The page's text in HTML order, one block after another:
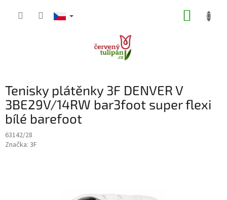
Tenisky plátěnky 3F DENVER V
3BE29V/14RW bar3foot super flexi
bílé barefoot
63142/28
Značka: 3F